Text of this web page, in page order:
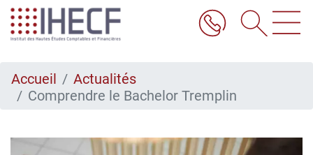
Aller
au
contenu
Accueil
Actualités
Comprendre le Bachelor Tremplin